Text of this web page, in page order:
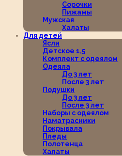
Сорочки
Пижамы
Мужская
Халаты
Для детей
Ясли
Детское 1,5
Комплект с одеялом
Одеяла
До 3 лет
После 3 лет
Подушки
До 3 лет
После 3 лет
Наборы с одеялом
Наматрасники
Покрывала
Пледы
Полотенца
Халаты